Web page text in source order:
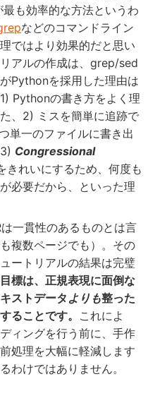
も効率的な方法というわ
などのコマンドライン
ではより効果的だと思い
アルの作成は、grep/sed
Pythonを採用した理由は
Pythonの書き方をよく理
、2) ミスを簡単に追跡で
単一のファイルに書き出
Congressional
きれいにするため、何度も
必要だから、といった理
一貫性のあるものとは言
複数ページでも）。その
ートリアルの結果は完璧
標は、正規表現に面倒な
ストデータ よりも整った
ることです。 これによ
ィングを行う前に、手作
処理を大幅に軽減します
わけではありません。